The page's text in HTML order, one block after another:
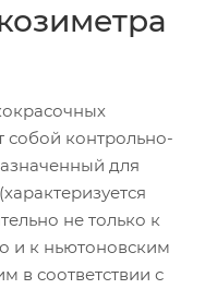
собой контрольно-
для
не только к
и к ньютоновским
в соответствии с